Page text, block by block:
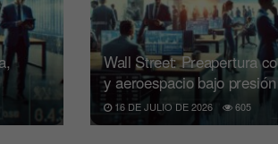
Wall Street: Preapertura
y aeroespacio bajo presión
16 DE JULIO DE 2026 605